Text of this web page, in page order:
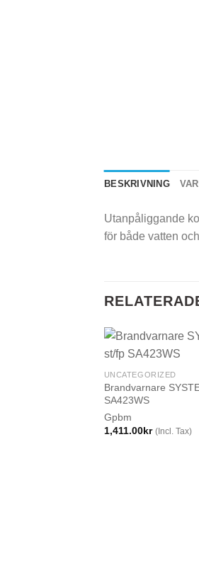
BESKRIVNING
Utanpåliggande
för både vatten
UNCATEGORIZED
Brandvarnare
SA423WS
Gpbm
1,411.00kr (Incl. Tax)